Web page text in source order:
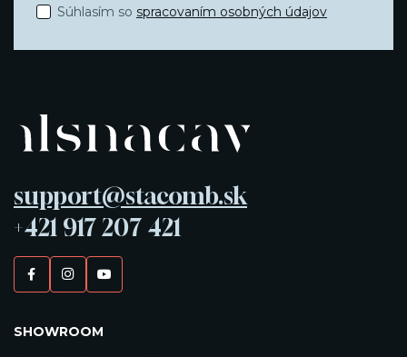
Súhlasím so spracovaním osobných údajov
support@stacomb.sk
+421 917 207 421
SHOWROOM